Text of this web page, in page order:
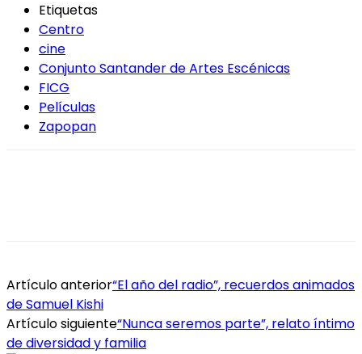
Etiquetas
Centro
cine
Conjunto Santander de Artes Escénicas
FICG
Películas
Zapopan
Artículo anterior“El año del radio”, recuerdos animados
de Samuel Kishi
Artículo siguiente“Nunca seremos parte”, relato íntimo
de diversidad y familia